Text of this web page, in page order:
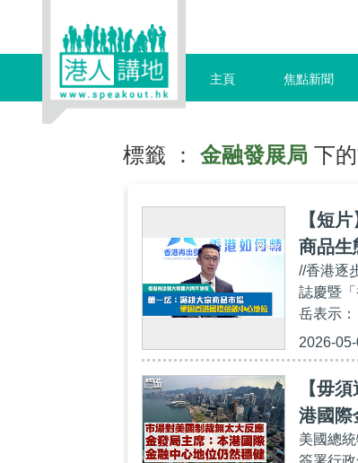
主頁 焦點新聞
標籤 ： 金融發展局 下
【短
商品生
地位
//香港逐
誌慶暨
岳表示
2026-
【毋
港國際
美國總